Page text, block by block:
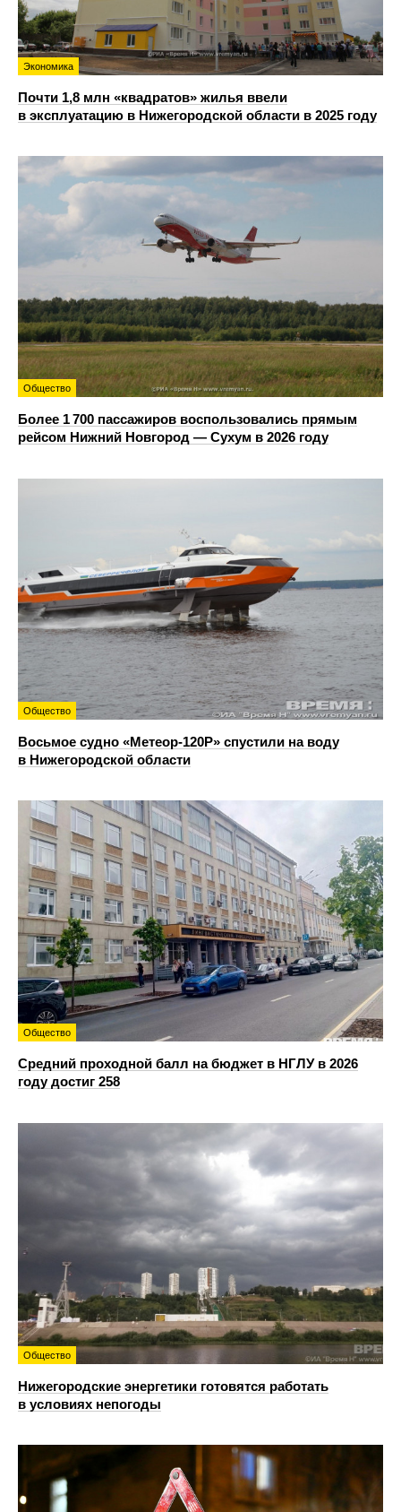
Экономика
Почти 1,8 млн «квадратов» жилья ввели
в эксплуатацию в Нижегородской области в 2025 году
Общество
Более 1 700 пассажиров воспользовались прямым
рейсом Нижний Новгород — Сухум в 2026 году
Общество
Восьмое судно «Метеор-120Р» спустили на воду
в Нижегородской области
Общество
Средний проходной балл на бюджет в НГЛУ в 2026
году достиг 258
Общество
Нижегородские энергетики готовятся работать
в условиях непогоды